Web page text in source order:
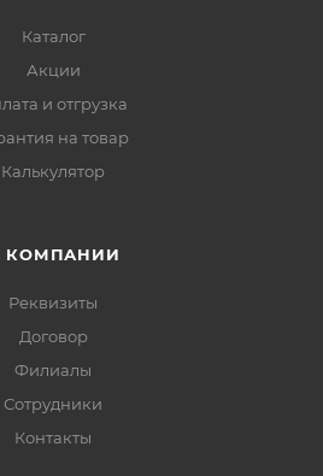
Каталог
Акции
и отгрузка
на товар
Калькулятор
КОМПАНИИ
Реквизиты
Договор
Филиалы
Сотрудники
Контакты